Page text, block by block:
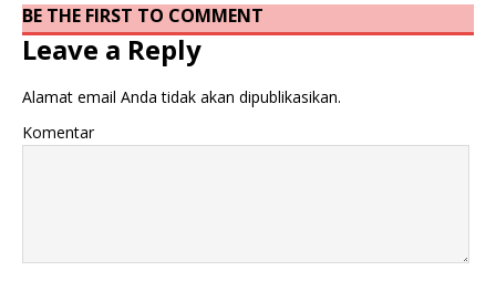
BE THE FIRST TO COMMENT
Leave a Reply
Alamat email Anda tidak akan dipublikasikan.
Komentar